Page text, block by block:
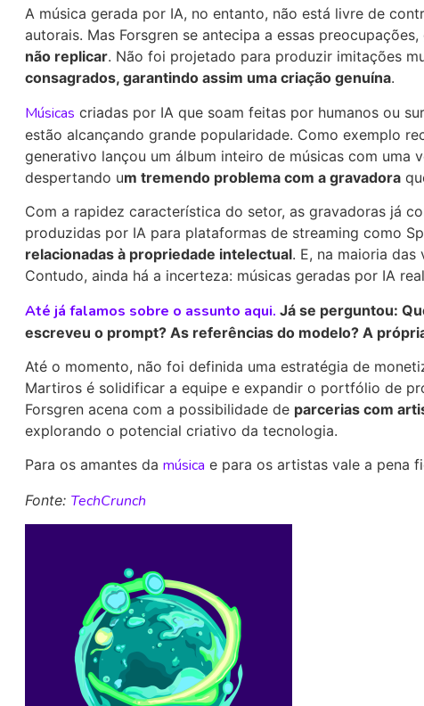
A música gerada por IA, no entanto, não está livre de
autorais. Mas Forsgren se antecipa a essas
não replicar. Não foi projetado para produzir imitações
consagrados, garantindo assim uma criação genuína.
Músicas criadas por IA que soam feitas por humanos ou
estão alcançando grande popularidade. Como exemplo
generativo lançou um álbum inteiro de músicas com uma
despertando um tremendo problema com a gravadora
Com a rapidez característica do setor, as gravadoras já
produzidas por IA para plataformas de streaming como
relacionadas à propriedade intelectual. E, na maioria das
Contudo, ainda há a incerteza: músicas geradas por IA
Até já falamos sobre o assunto aqui. Já se perguntou:
escreveu o prompt? As referências do modelo? A
Até o momento, não foi definida uma estratégia de
Martiros é solidificar a equipe e expandir o portfólio de
Forsgren acena com a possibilidade de parcerias com
explorando o potencial criativo da tecnologia.
Para os amantes da música e para os artistas vale a pena
Fonte: TechCrunch